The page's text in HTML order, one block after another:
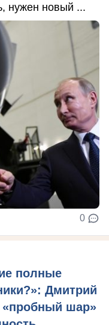
нужен новый ...
0
полные
Дмитрий
«пробный шар»